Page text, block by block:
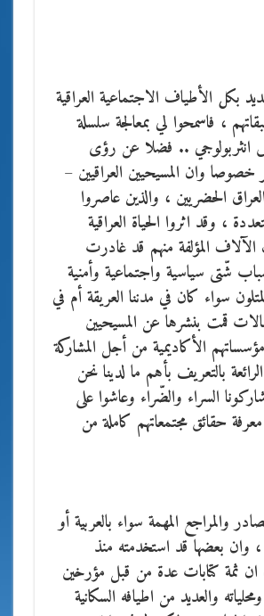
بكل الأطياف الاجتماعية العراقية
، فاسمحوا لي بمعالجة سلسلة
انثربولوجي .. فضلا عن رؤى
خصوصا وان المسيحيين العراقيين –
الحضريين ، والذين عاصروا
، وقد اثروا الحياة العراقية
الآلاف المؤلفة منهم قد غادرت
شّتى سياسية واجتماعية وأمنية
سواء كان في مدننا العريقة أم في
قمت بنشرها عن المسيحيين
إلى مؤسساتهم الأكاديمية من أجل المشاركة
بالتعريف بأهم ما لدينا نحن
السراء والضّراء وعاشوا على
حقائق مجتمعاتهم كاملة من
والمراجع المهمة سواء بالعربية أو
بعضها قد استخدمته منذ
ثمة كتابات عدة من قبل مؤرخين
والعديد من اطيافه السكانية